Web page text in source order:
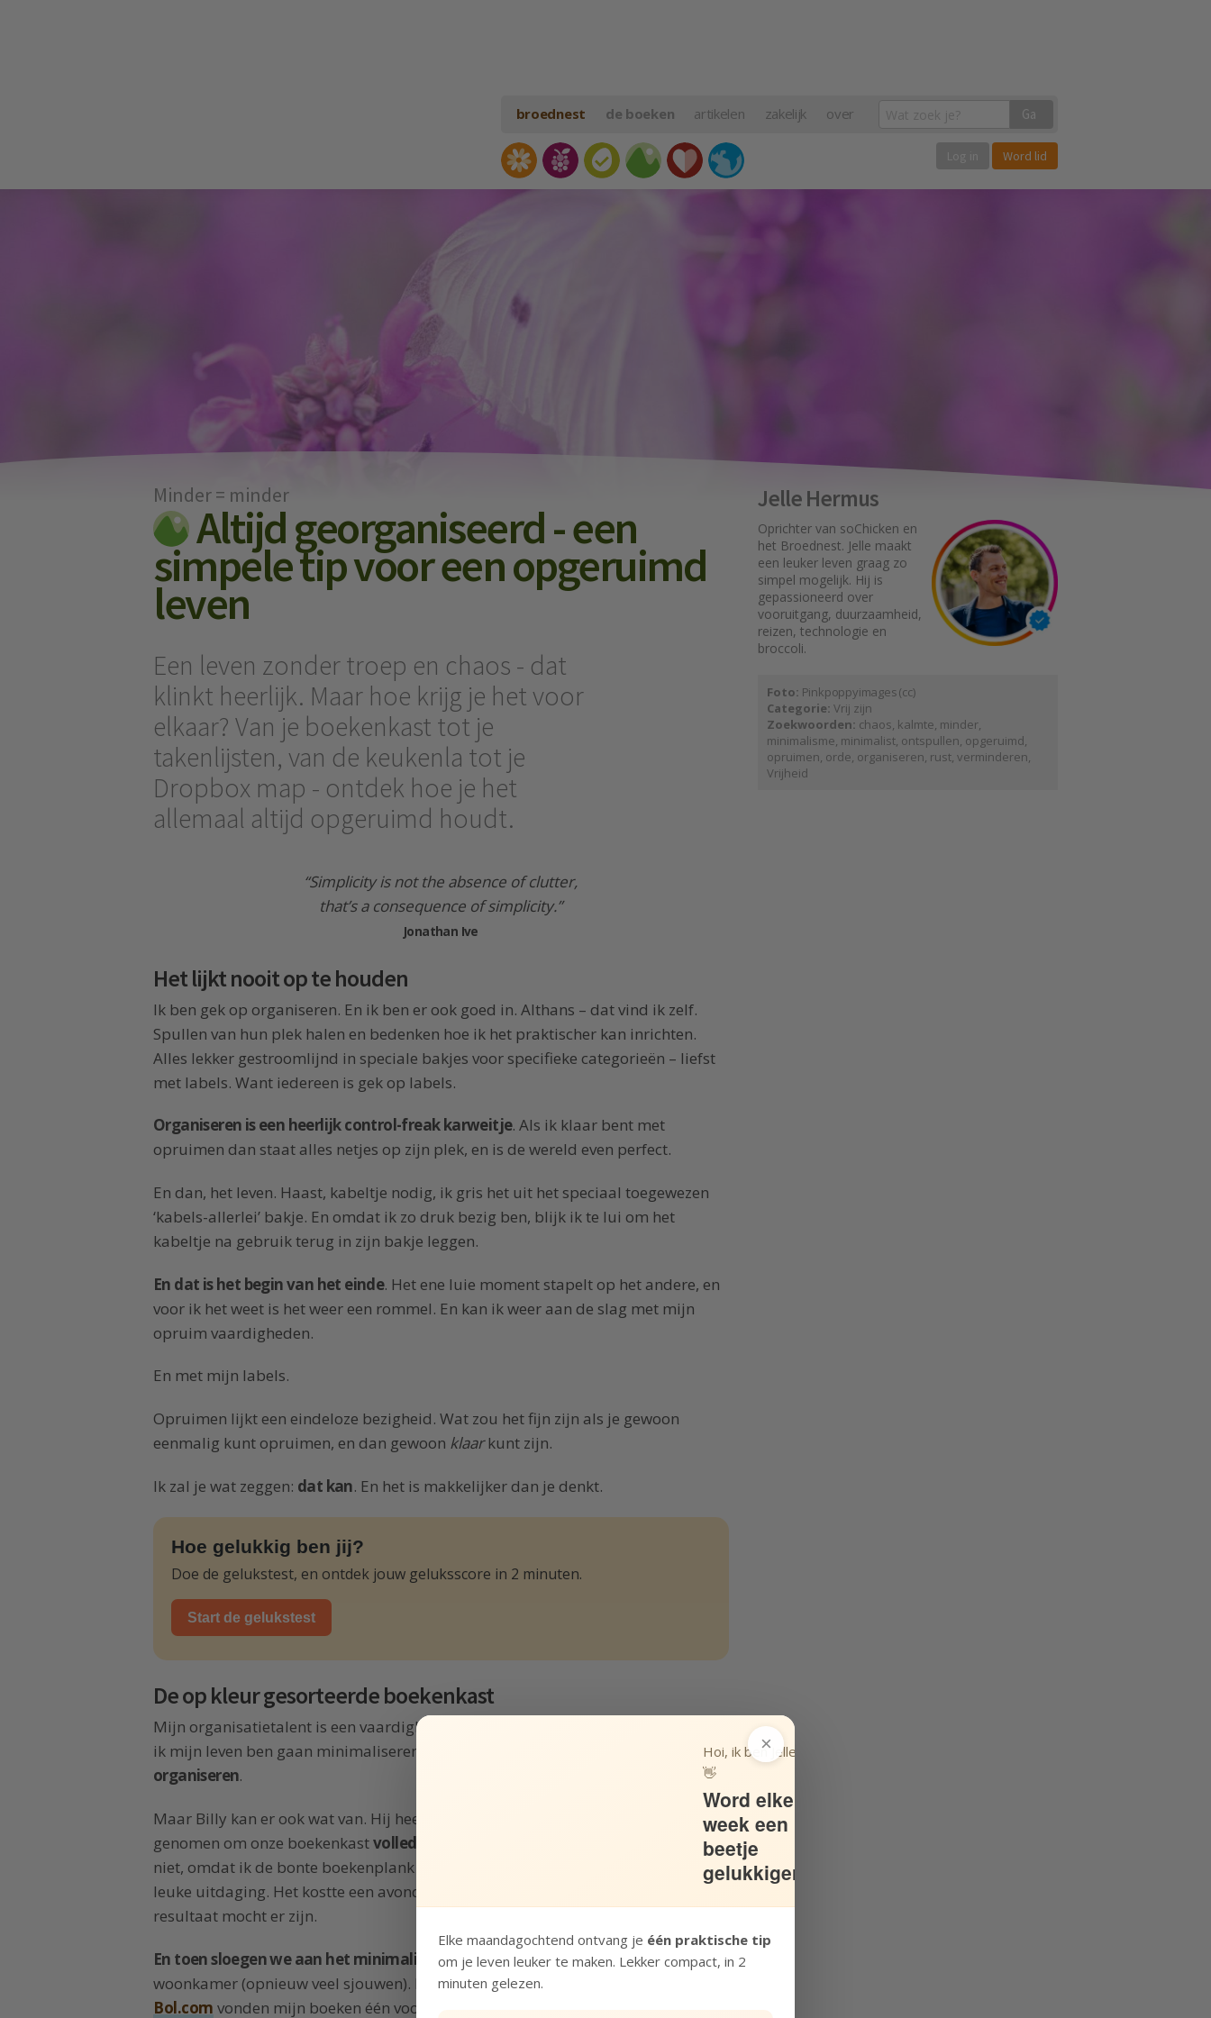
broednest de boeken artikelen zakelijk over Ga
Word lid
Minder = minder
Altijd georganiseerd - een
simpele tip voor een opgeruimd
leven
Een leven zonder troep en chaos - dat
klinkt heerlijk. Maar hoe krijg je het voor
elkaar? Van je boekenkast tot je
takenlijsten, van de keukenla tot je
Dropbox map - ontdek hoe je het
allemaal altijd opgeruimd houdt.
“Simplicity is not the absence of clutter,
that’s a consequence of simplicity.”
Jonathan Ive
Het lijkt nooit op te houden
Ik ben gek op organiseren. En ik ben er ook goed in. Althans – dat vind ik zelf.
Spullen van hun plek halen en bedenken hoe ik het praktischer kan inrichten.
Alles lekker gestroomlijnd in speciale bakjes voor specifieke categorieën – liefst
met labels. Want iedereen is gek op labels.
Organiseren is een heerlijk control-freak karweitje. Als ik klaar bent met
opruimen dan staat alles netjes op zijn plek, en is de wereld even perfect.
En dan, het leven. Haast, kabeltje nodig, ik gris het uit het speciaal toegewezen
‘kabels-allerlei’ bakje. En omdat ik zo druk bezig ben, blijk ik te lui om het
kabeltje na gebruik terug in zijn bakje leggen.
En dat is het begin van het einde. Het ene luie moment stapelt op het andere, en
voor ik het weet is het weer een rommel. En kan ik weer aan de slag met mijn
opruim vaardigheden.
En met mijn labels.
Opruimen lijkt een eindeloze bezigheid. Wat zou het fijn zijn als je gewoon
eenmalig kunt opruimen, en dan gewoon klaarkunt zijn.
Ik zal je wat zeggen: dat kan. En het is makkelijker dan je denkt.
Hoe gelukkig ben jij?
Doe de gelukstest, en ontdek jouw geluksscore in 2 minuten.
Start de gelukstest
De op kleur gesorteerde boekenkast
Mijn organisatietalent is een vaardigheid die ik steeds minder nodig heb. Sinds
ik mijn leven ben gaan minimaliseren valt er namelijk
organiseren.
Maar Billy kan er ook wat van. Hij heeft een paar jaar geleden de moeite
genomen om onze boekenkastvolledig op kleur te sorteren
. Van mij hoefde het
niet, omdat ik de bonte boekenplank juist gezellig vond. Maar hij zag het als een
leuke uitdaging. Het kostte een avond – het was aardig sjouwen – maar het
resultaat mocht er zijn.
En toen sloegen we aan het minimaliseren. De boeken verdwenen uit de
woonkamer (opnieuw veel sjouwen). En via het tweedehands programma van
Bol.com vonden mijn boeken één voor één hun weg uit ons huis richting nieuwe
Jelle Hermus
Oprichter van soChicken en
het Broednest. Jelle maakt
een leuker leven graag zo
simpel mogelijk. Hij is
gepassioneerd over
vooruitgang, duurzaamheid,
reizen, technologie en
broccoli.
Foto: P i n k p o p p y i m a g e s(cc)
Categorie: Vrij zijn
Zoekwoorden: chaos, kalmte, minder,
minimalisme, minimalist, ontspullen, opgeruimd,
opruimen, orde, organiseren, rust, verminderen,
Vrijheid
×
Hoi, ik ben Jelle!
👋
Word elke
week een
beetje
gelukkiger
Elke maandagochtend ontvang je één praktische tip
om je leven leuker te maken. Lekker compact, in 2
minuten gelezen.